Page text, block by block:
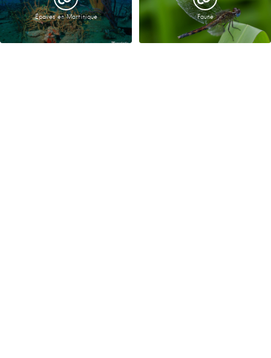
Épaves en Martinique Faune